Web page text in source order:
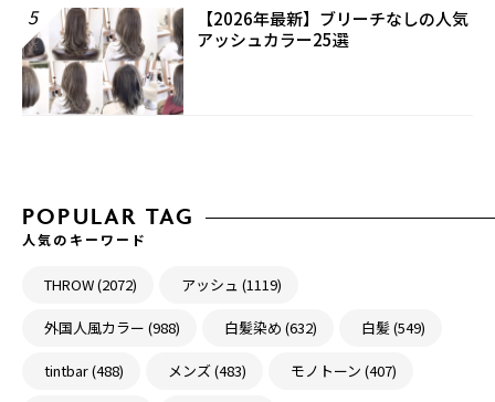
5
【2026年最新】ブリーチなしの人気
アッシュカラー25選
POPULAR TAG
人気のキーワード
THROW (2072) アッシュ (1119)
外国人風カラー (988) 白髪染め (632) 白髪 (549)
tintbar (488) メンズ (483) モノトーン (407)